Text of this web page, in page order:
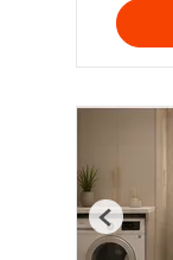
Previous